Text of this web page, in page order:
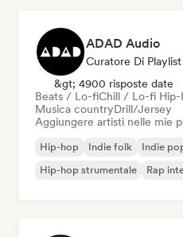
ADAD Audio
Curatore Di Playlist
&gt; 4900 risposte date
Beats / Lo-fiChill / Lo-fi Hip-
Musica countryDrill/Jersey
Aggiungere artisti nelle mie
Hip-hop Indie folk Indie
Hip-hop strumentale
Rap